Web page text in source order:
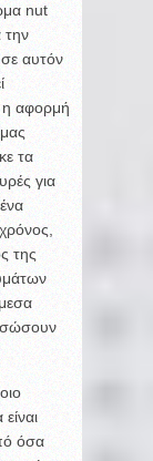
nut
την
αυτόν
η αφορμή
τα
για
της
σώσουν
όσα